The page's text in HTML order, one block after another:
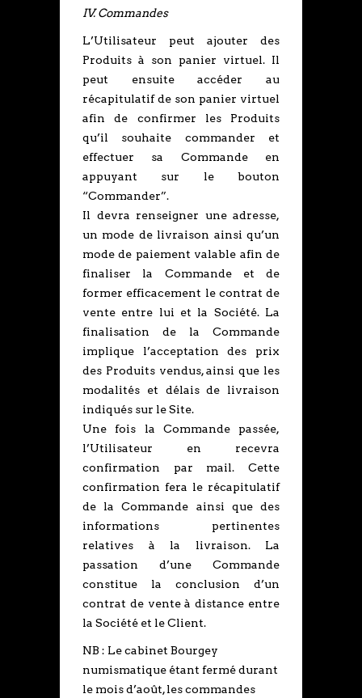
IV. Commandes
L’Utilisateur peut ajouter des
Produits à son panier virtuel. Il
peut ensuite accéder au
récapitulatif de son panier virtuel
afin de confirmer les Produits
qu’il souhaite commander et
effectuer sa Commande en
appuyant sur le bouton
“Commander”.
Il devra renseigner une adresse,
un mode de livraison ainsi qu’un
mode de paiement valable afin de
finaliser la Commande et de
former efficacement le contrat de
vente entre lui et la Société. La
finalisation de la Commande
implique l’acceptation des prix
des Produits vendus, ainsi que les
modalités et délais de livraison
indiqués sur le Site.
Une fois la Commande passée,
l’Utilisateur en recevra
confirmation par mail. Cette
confirmation fera le récapitulatif
de la Commande ainsi que des
informations pertinentes
relatives à la livraison. La
passation d’une Commande
constitue la conclusion d’un
contrat de vente à distance entre
la Société et le Client.
NB : Le cabinet Bourgey
numismatique étant fermé durant
le mois d’août, les commandes